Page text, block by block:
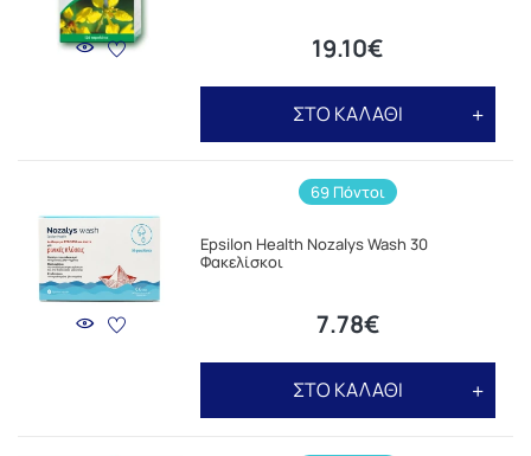
19.10€
ΣΤΟ ΚΑΛΑΘΙ
69 Πόντοι
Epsilon Health Nozalys Wash 30
Φακελίσκοι
7.78€
ΣΤΟ ΚΑΛΑΘΙ